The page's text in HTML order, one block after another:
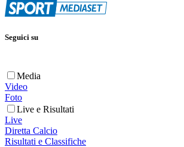
Seguici su
Media
Video
Foto
Live e Risultati
Live
Diretta Calcio
Risultati e Classifiche